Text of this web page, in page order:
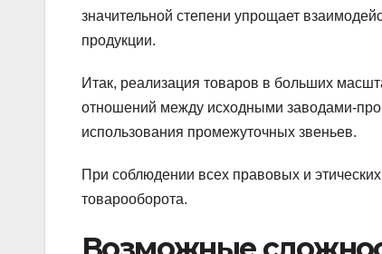
значительной степени упрощает
продукции.
Итак, реализация товаров в больших
отношений между исходными заводами-
использования промежуточных звеньев.
При соблюдении всех правовых и
товарооборота.